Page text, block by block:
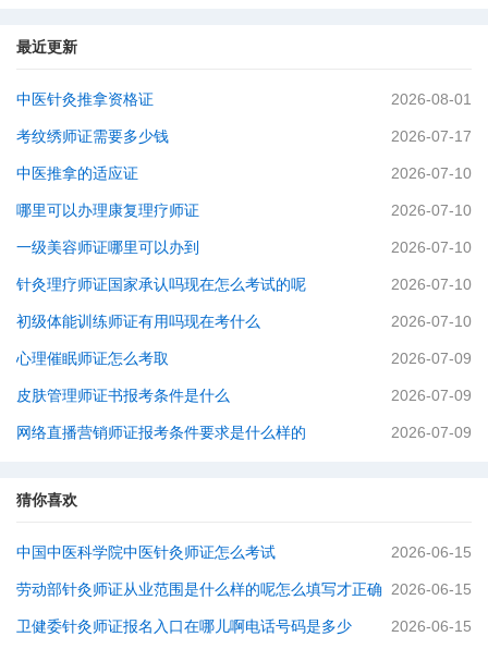
最近更新
中医针灸推拿资格证 2026-08-01
考纹绣师证需要多少钱 2026-07-17
中医推拿的适应证 2026-07-10
哪里可以办理康复理疗师证 2026-07-10
一级美容师证哪里可以办到 2026-07-10
针灸理疗师证国家承认吗现在怎么考试的呢 2026-07-10
初级体能训练师证有用吗现在考什么 2026-07-10
心理催眠师证怎么考取 2026-07-09
皮肤管理师证书报考条件是什么 2026-07-09
网络直播营销师证报考条件要求是什么样的 2026-07-09
猜你喜欢
中国中医科学院中医针灸师证怎么考试 2026-06-15
劳动部针灸师证从业范围是什么样的呢怎么填写才正确 2026-06-15
卫健委针灸师证报名入口在哪儿啊电话号码是多少 2026-06-15